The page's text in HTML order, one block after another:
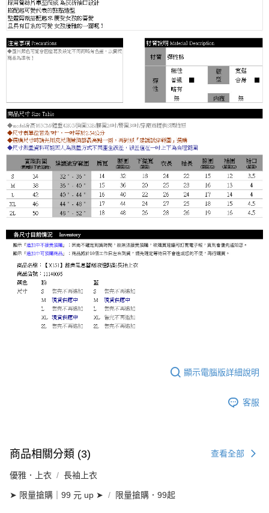
顯示電腦版詳細說明
客服
商品相關分類 (3) 查看全部
優雅．上衣 長袖上衣
➤ 限量搶購｜99 元 up ➤ 限量搶購．99起